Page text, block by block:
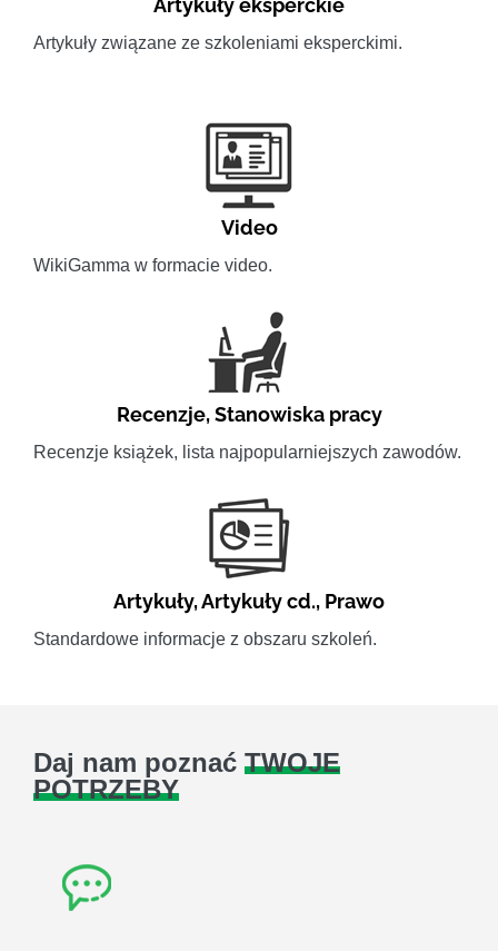
Artykuły związane ze szkoleniami eksperckimi.
Video
WikiGamma w formacie video.
Recenzje,Stanowiska pracy
Recenzje książek, lista najpopularniejszych zawodów.
Artykuły,Artykuły cd., Prawo
Standardowe informacje z obszaru szkoleń.
Daj nam poznać TWOJE
POTRZEBY